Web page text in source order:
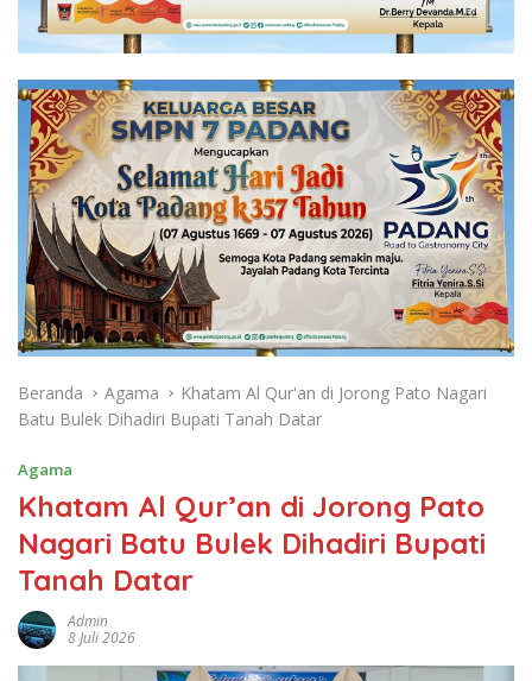
Beranda Agama
Khatam Al Qur'an di Jorong Pato Nagari
Batu Bulek Dihadiri Bupati Tanah Datar
Agama
Khatam Al Qur’an di Jorong Pato
Nagari Batu Bulek Dihadiri Bupati
Tanah Datar
Admin
8 Juli 2026